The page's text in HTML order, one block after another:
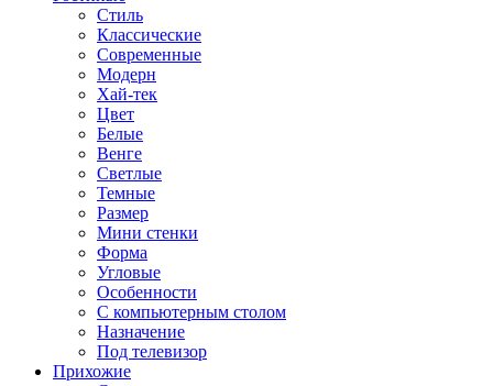
Стиль
Классические
Современные
Модерн
Хай-тек
Цвет
Белые
Венге
Светлые
Темные
Размер
Мини стенки
Форма
Угловые
Особенности
С компьютерным столом
Назначение
Под телевизор
Прихожие